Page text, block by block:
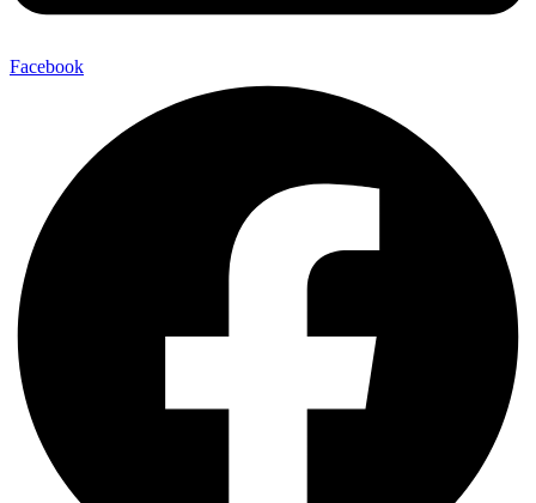
Facebook